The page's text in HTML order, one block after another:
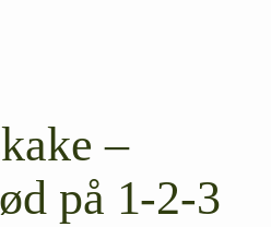
–
på 1-2-3